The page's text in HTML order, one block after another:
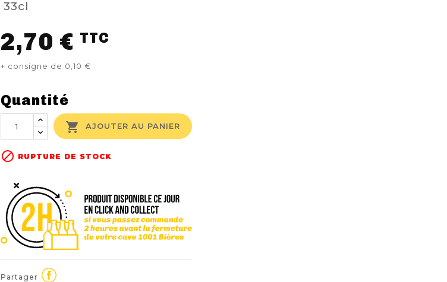
33cl
2,70 € TTC
+ consigne de 0,10 €
Quantité
 AJOUTER AU PANIER
 RUPTURE DE STOCK
Partager